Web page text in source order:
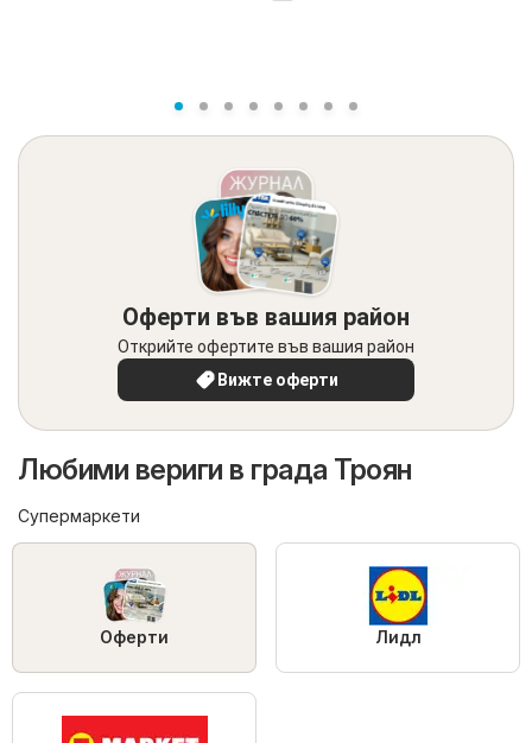
Оферти във вашия район
Открийте офертите във вашия район
Вижте оферти
Любими вериги в града Троян
Супермаркети
Оферти Лидл